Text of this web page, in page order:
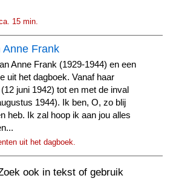
15 min.
Anne Frank
Anne Frank (1929-1944) en een
uit het dagboek. Vanaf haar
juni 1942) tot en met de inval
1944). Ik ben, O, zo blij
heb. Ik zal hoop ik aan jou alles
uit het dagboek.
ook in tekst of gebruik